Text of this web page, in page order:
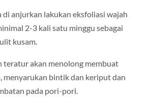
di anjurkan lakukan eksfoliasi wajah
2-3 kali satu minggu sebagai
kusam.
teratur akan menolong membuat
menyarukan bintik dan keriput dan
pada pori-pori.